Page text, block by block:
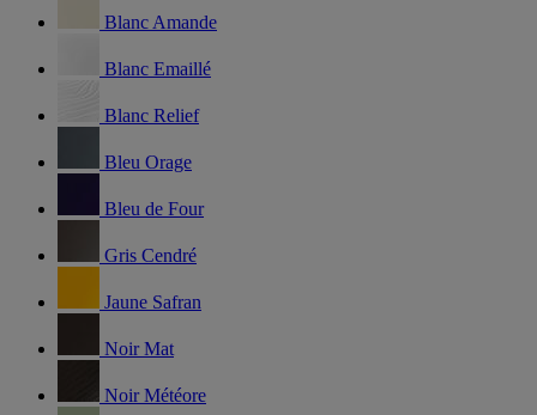
Blanc Amande
Blanc Emaillé
Blanc Relief
Bleu Orage
Bleu de Four
Gris Cendré
Jaune Safran
Noir Mat
Noir Météore